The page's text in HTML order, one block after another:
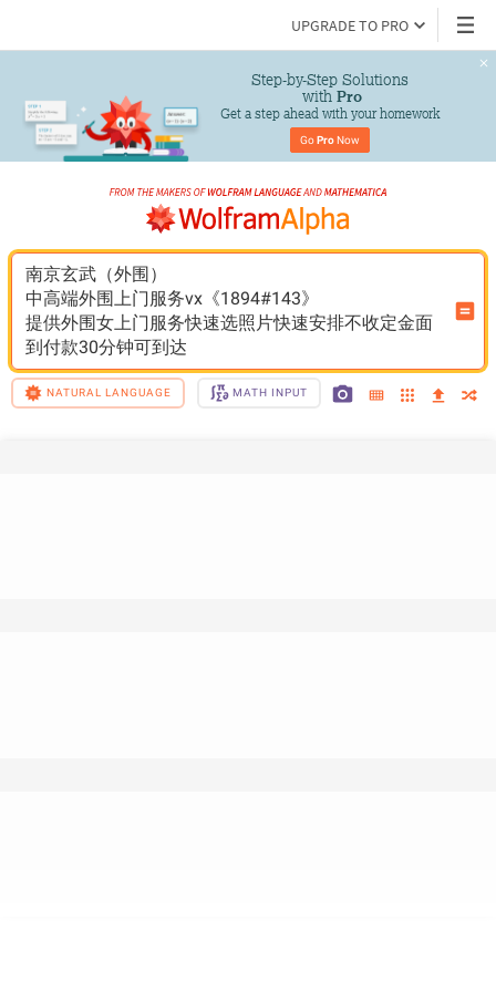
UPGRADE TO PRO
Step-by-Step Solutions
with Pro
Get a step ahead with your homework
Go Pro Now
南京玄武（外围）
中高端外围上门服务vx《1894#143》
提供外围女上门服务快速选照片快速安排不收定金面
到付款30分钟可到达
NATURAL LANGUAGE MATH INPUT